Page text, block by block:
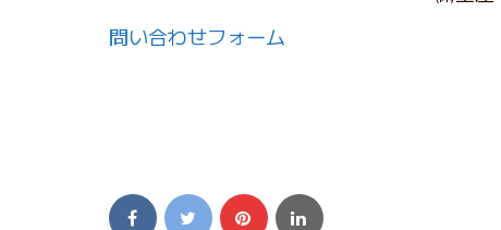
問い合わせフォーム